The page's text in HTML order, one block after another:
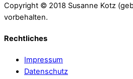
Copyright © 2018 Susanne Kotz
vorbehalten.
Rechtliches
Impressum
Datenschutz